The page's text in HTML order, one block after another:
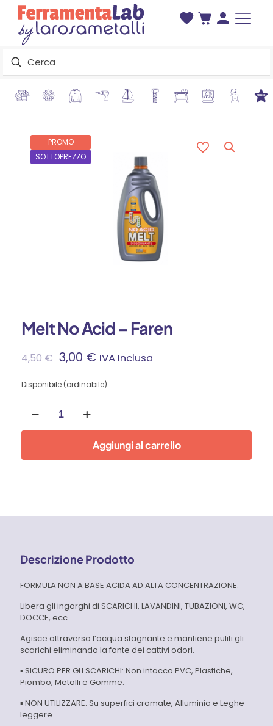
PROMO
SOTTOPREZZO
Melt No Acid – Faren
4,50€ Il
Prezzo
Originale
Era:
4,50 €.
3,00 €Il
Prezzo
È:
3,00 €.
IVA Inclusa
Disponibile (ordinabile)
Acid
quantità
Aggiungi al carrello
Descrizione Prodotto
FORMULA NON A BASE ACIDA AD ALTA CONCENTRAZIONE.
Libera gli ingorghi di SCARICHI, LAVANDINI, TUBAZIONI, WC,
DOCCE, ecc.
Agisce attraverso l’acqua stagnante e mantiene puliti gli
scarichi eliminando la fonte dei cattivi odori.
▪ SICURO PER GLI SCARICHI: Non intacca PVC, Plastiche,
Piombo, Metalli e Gomme.
▪ NON UTILIZZARE: Su superfici cromate, Alluminio e Leghe
leggere.